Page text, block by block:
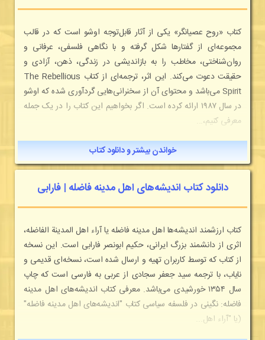
کتاب «روح عصیانگر» یکی از آثار قابل‌توجه اوشو است که در قالب
مجموعه‌ای از گفتارها شکل گرفته و با نگاهی فلسفی، عرفانی و
روان‌شناختی، مخاطب را به بازاندیشی در زندگی، ذهن، آزادی و
حقیقت دعوت می‌کند. این اثر، ترجمه‌ای از کتاب The Rebellious
Spirit می‌باشد و محتوای آن از سخنرانی‌هایی گردآوری شده که اوشو
در سال ۱۹۸۷ ارائه کرده است. اگر بخواهیم این کتاب را در یک جمله
معرفی کنیم،...
خواندن بیشتر و دانلود کتاب
دانلود کتاب اندیشه‌های اهل مدینه فاضله | فارابی
کتاب ارزشمند اندیشه‌ها اهل مدینه فاضله یا آراء اهل المدینة الفاضله،
اثری از دانشمند بزرگ ایرانی، حکیم ابونصر فارابی است. این نسخه
از کتاب که توسط کاربران تهیه و ارسال شده است، نسخه‌ای قدیمی و
نایاب، با ترجمه سید جعفر سجادی از عربی به فارسی است که چاپ
سال ۱۳۵۴ خورشیدی می‌باشد. معرفی کتاب اندیشه‌های اهل مدینه
فاضله: نگینی در فلسفه سیاسی کتاب "اندیشه‌های اهل مدینه فاضله"
(یا "آراء اهل...